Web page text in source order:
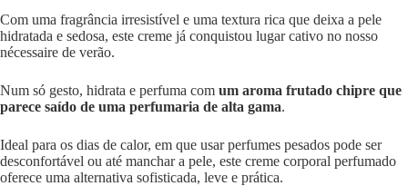
Com uma fragrância irresistível e uma textura rica que deixa a pele
hidratada e sedosa, este creme já conquistou lugar cativo no nosso
nécessaire de verão.
Num só gesto, hidrata e perfuma com um aroma frutado chipre que
parece saído de uma perfumaria de alta gama.
Ideal para os dias de calor, em que usar perfumes pesados pode ser
desconfortável ou até manchar a pele, este creme corporal perfumado
oferece uma alternativa sofisticada, leve e prática.